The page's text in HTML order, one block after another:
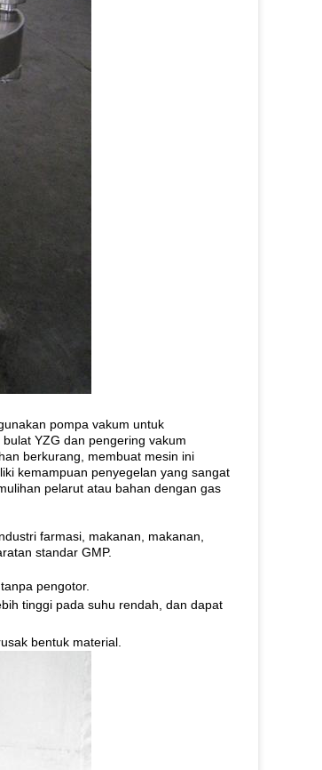
pompa vakum untuk
YZG dan pengering vakum
berkurang, membuat mesin ini
kemampuan penyegelan yang sangat
pelarut atau bahan dengan gas
farmasi, makanan, makanan,
standar GMP.
pengotor.
tinggi pada suhu rendah, dan dapat
bentuk material.